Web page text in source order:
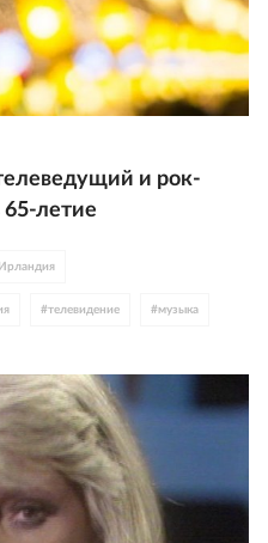
и рок-
летие
Ирландия
#телевидение #музыка